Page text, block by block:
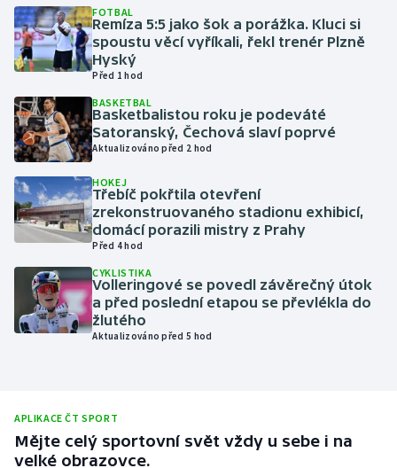
Krasobruslení
Lezení
Lyže a snowboard
Moderní pětiboj
Motorsport
Olympijské hry
Parasport
Plavání
Rychlobruslení
FOTBAL
Remíza 5:5 jako šok a porážka. Kluci si
spoustu věcí vyříkali, řekl trenér Plzně
Hyský
Před 1 hod
BASKETBAL
Basketbalistou roku je podeváté
Satoranský, Čechová slaví poprvé
Aktualizováno před 2 hod
HOKEJ
Třebíč pokřtila otevření
zrekonstruovaného stadionu exhibicí,
domácí porazili mistry z Prahy
Před 4 hod
CYKLISTIKA
Volleringové se povedl závěrečný útok
a před poslední etapou se převlékla do
žlutého
Aktualizováno před 5 hod
APLIKACE ČT SPORT
Mějte celý sportovní svět vždy u sebe i na
velké obrazovce.